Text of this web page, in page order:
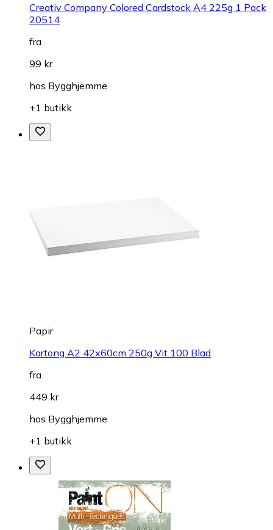
Creativ Company Colored Cardstock A4 225g 1 Pack
20514
fra
99 kr
hos Bygghjemme
+1 butikk
Papir
Kartong A2 42x60cm 250g Vit 100 Blad
fra
449 kr
hos Bygghjemme
+1 butikk